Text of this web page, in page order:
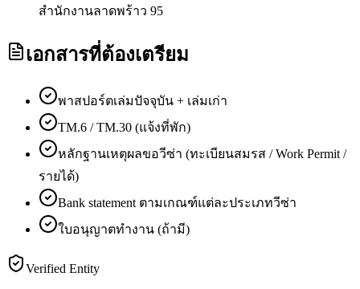
สำนักงานลาดพร้าว 95
เอกสารที่ต้องเตรียม
พาสปอร์ตเล่มปัจจุบัน + เล่มเก่า
TM.6 / TM.30 (แจ้งที่พัก)
หลักฐานเหตุผลขอวีซ่า (ทะเบียนสมรส / Work Permit /
รายได้)
Bank statement ตามเกณฑ์แต่ละประเภทวีซ่า
ใบอนุญาตทำงาน (ถ้ามี)
Verified Entity